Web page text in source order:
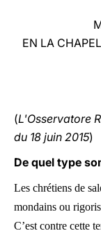
EN LA
(L'Osservatore
du 18 juin 2015)
De quel type
Les chrétiens de
mondains ou
C’est contre cette